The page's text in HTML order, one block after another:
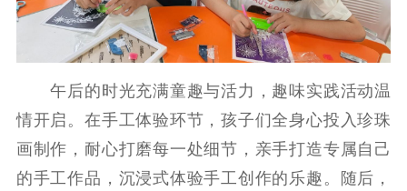
服务管理平台
管理平台
服务管理
文化产业
统计分析
数字出版
审读服务
新闻发布工作备
案管理系统
电影
服务
理论宣讲
共建共享平台
政工继续教育学
习平台
责任编辑注册
业务申报系统
午后的时光充满童趣与活力，趣味实践活动温
情开启。在手工体验环节，孩子们全身心投入珍珠
画制作，耐心打磨每一处细节，亲手打造专属自己
的手工作品，沉浸式体验手工创作的乐趣。随后，